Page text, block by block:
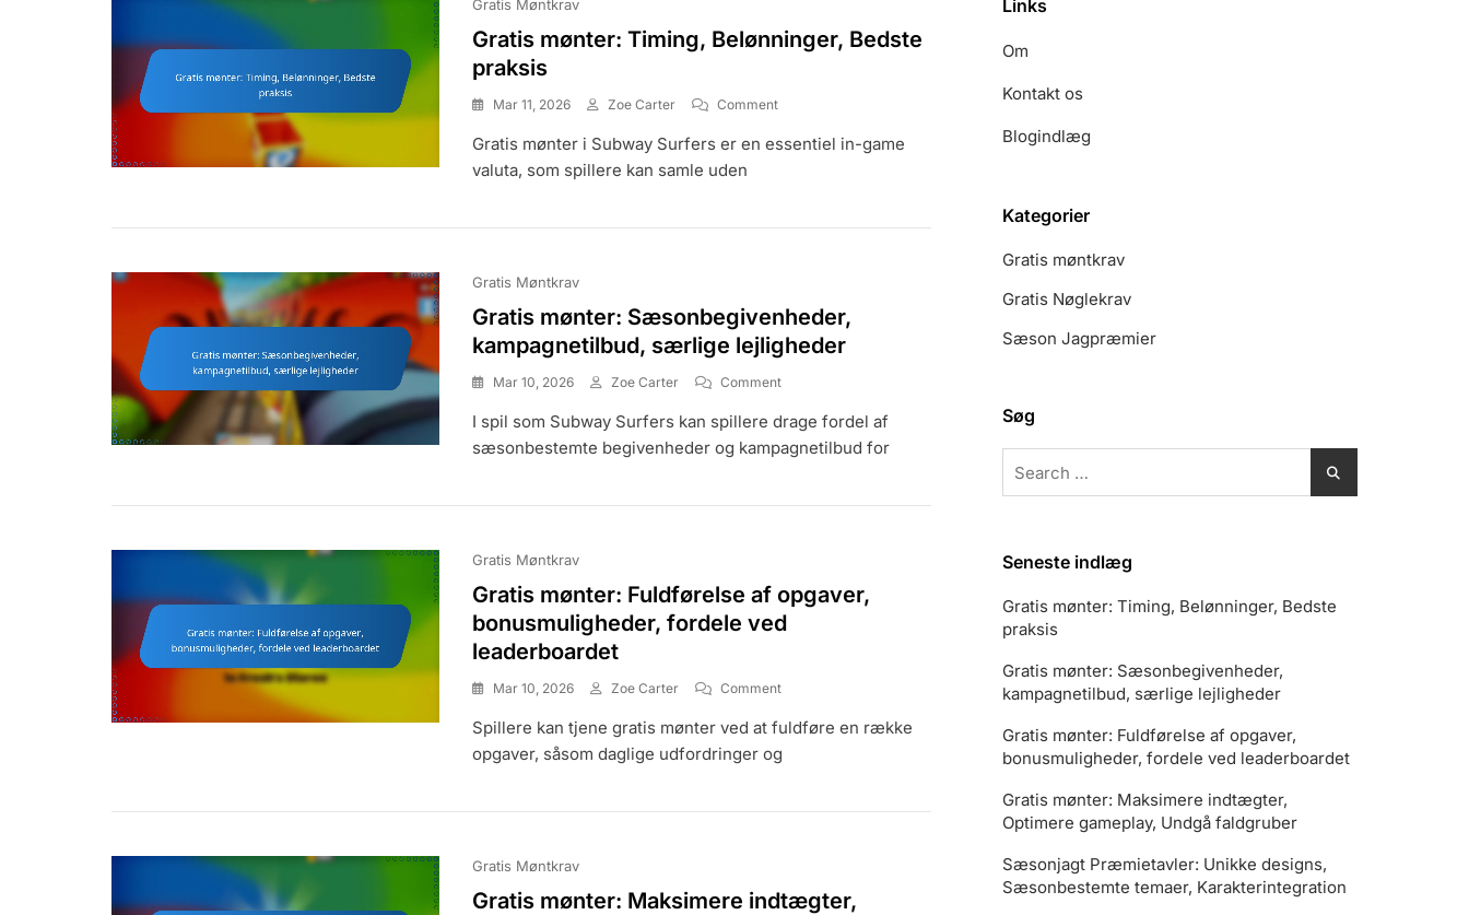
Gratis Møntkrav
Gratis mønter: Timing, Belønninger, Bedste
praksis
Mar 11, 2026 Zoe Carter CommentOn
Mønter:
Praksis
Gratis mønter i Subway Surfers er en essentiel in-game
valuta, som spillere kan samle uden
Gratis Møntkrav
Gratis mønter: Sæsonbegivenheder,
kampagnetilbud, særlige lejligheder
Mar 10, 2026 Zoe Carter CommentOn
Mønter:
Sæsonbegivenheder,
Lejligheder
I spil som Subway Surfers kan spillere drage fordel af
sæsonbestemte begivenheder og kampagnetilbud for
Gratis Møntkrav
Gratis mønter: Fuldførelse af opgaver,
bonusmuligheder, fordele ved
leaderboardet
Mar 10, 2026 Zoe Carter CommentOn
Mønter:
Fuldførelse
Bonusmuligheder,
Spillere kan tjene gratis mønter ved at fuldføre en række
opgaver, såsom daglige udfordringer og
Gratis Møntkrav
Gratis mønter: Maksimere indtægter,
Links
Om
Kontakt os
Blogindlæg
Kategorier
Gratis møntkrav
Gratis Nøglekrav
Sæson Jagpræmier
Søg
for:
Seneste indlæg
Gratis mønter: Timing, Belønninger, Bedste
praksis
Gratis mønter: Sæsonbegivenheder,
kampagnetilbud, særlige lejligheder
Gratis mønter: Fuldførelse af opgaver,
bonusmuligheder, fordele ved leaderboardet
Gratis mønter: Maksimere indtægter,
Optimere gameplay, Undgå faldgruber
Sæsonjagt Præmietavler: Unikke designs,
Sæsonbestemte temaer, Karakterintegration